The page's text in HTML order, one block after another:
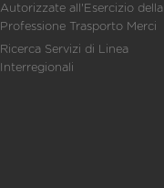
Autorizzate all'Esercizio della
Professione Trasporto Merci
Ricerca Servizi di Linea
Interregionali